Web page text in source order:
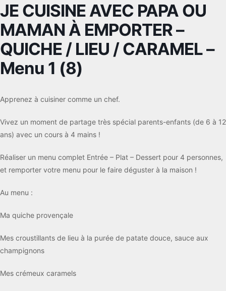
JE CUISINE AVEC PAPA OU
MAMAN À EMPORTER –
QUICHE / LIEU / CARAMEL –
Menu 1 (8)
Apprenez à cuisiner comme un chef.
Vivez un moment de partage très spécial parents-enfants (de 6 à 12
ans) avec un cours à 4 mains !
Réaliser un menu complet Entrée – Plat – Dessert pour 4 personnes,
et remporter votre menu pour le faire déguster à la maison !
Au menu :
Ma quiche provençale
Mes croustillants de lieu à la purée de patate douce, sauce aux
champignons
Mes crémeux caramels